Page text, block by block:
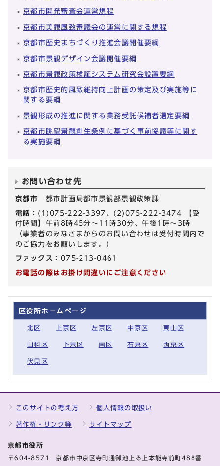
京都市開発審査会運営規程
京都市美観風致審議会の運営に関する規程
京都市歴史まちづくり推進会議開催要綱
京都市景観デザイン会議開催要綱
京都市景観政策検証システム研究会設置要綱
京都市歴史的風致維持向上計画の策定及び実施等に
関する要綱
景観形成の推進に関する業務受託候補者選定要綱
京都市眺望景観創生条例に基づく事前協議等に関す
る実施要綱
お問い合わせ先
京都市 都市計画局都市景観部景観政策課
電話： (1)075-222-3397、(2)075-222-3474 【受
付時間】午前8時45分～11時30分、午後1時～3時
（事業者のみなさまからのお問い合わせは受付時間内で
のご協力をお願いします。）
ファックス： 075-213-0461
お電話の際はお掛け間違いにご注意ください
区役所ホームページ
北区 上京区 左京区 中京区 東山区
山科区 下京区 南区 右京区 西京区
伏見区
このサイトの考え方 個人情報の取扱い
著作権・リンク等 サイトマップ
京都市役所
〒604-8571 京都市中京区寺町通御池上る上本能寺前町488番